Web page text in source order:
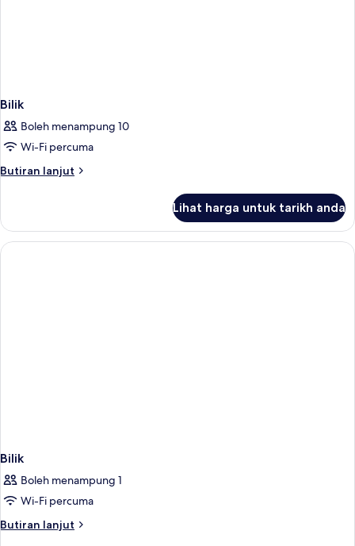
Bilik
Boleh menampung 10
Wi-Fi percuma
Butiran lanjut
Butiran
Lihat harga untuk tarikh anda
Bilik
Boleh menampung 1
Wi-Fi percuma
Butiran lanjut
Butiran